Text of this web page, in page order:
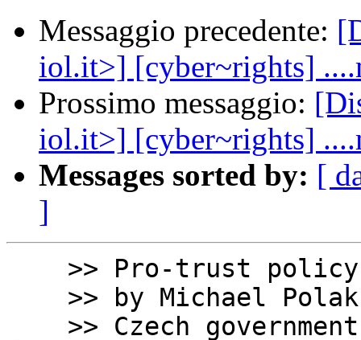
Messaggio precedente:
iol.it>] [cyber~rights]
Prossimo messaggio:
iol.it>] [cyber~rights]
Messages sorted by: [
]